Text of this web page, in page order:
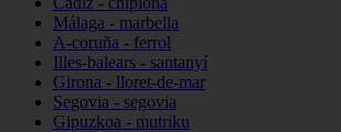
Málaga - marbella
A-coruña - ferrol
Illes-balears - santanyí
Girona - lloret-de-mar
Segovia - segovia
Gipuzkoa - mutriku